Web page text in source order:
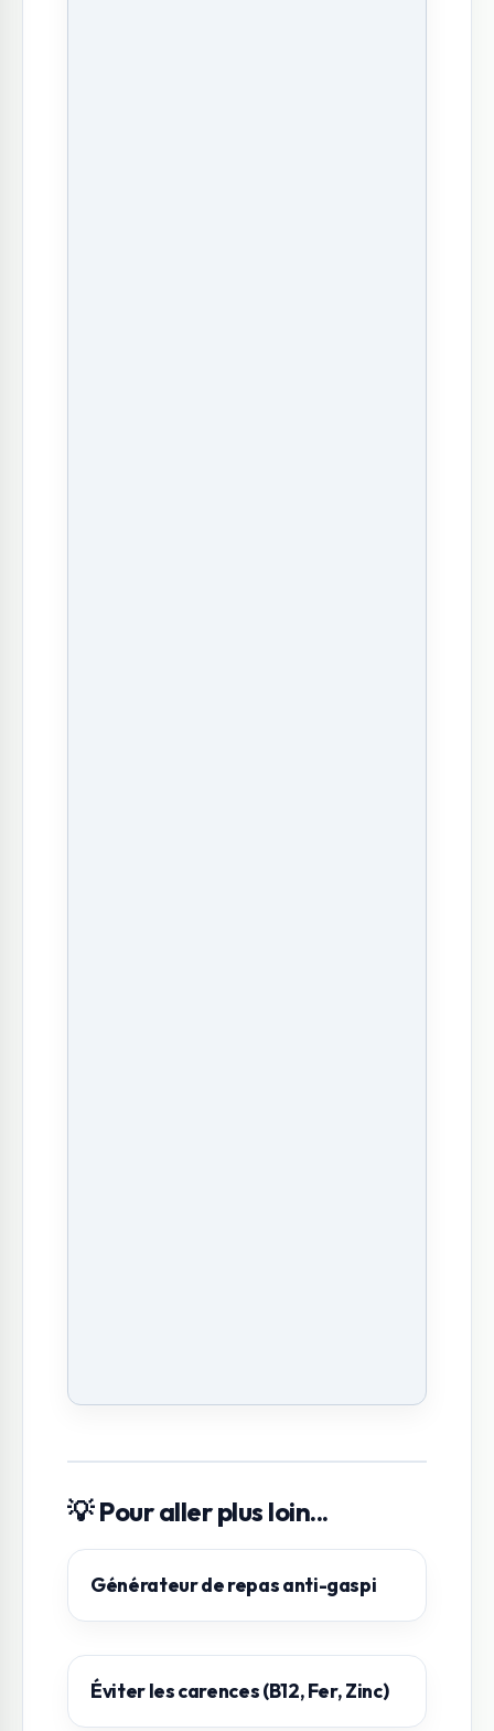
💡 Pour aller plus loin...
Générateur de repas anti-gaspi
Éviter les carences (B12, Fer, Zinc)